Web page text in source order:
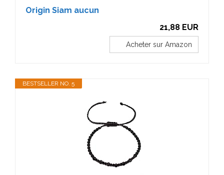
Origin Siam aucun
21,88 EUR
Acheter sur Amazon
BESTSELLER NO. 5